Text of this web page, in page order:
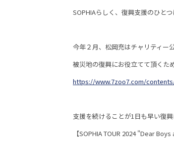
SOPHIAらしく、復興支援のひと
今年２月、松岡充はチャリティー
被災地の復興にお役立てて頂くた
https://www.7zoo7.com/
支援を続けることが1日も早い復興
【SOPHIA TOUR 2024 "Dear